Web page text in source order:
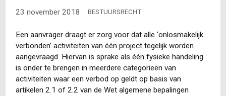
23 november 2018 BESTUURSRECHT
Een aanvrager draagt er zorg voor dat alle ‘onlosmakelijk
verbonden’ activiteiten van één project tegelijk worden
aangevraagd. Hiervan is sprake als één fysieke handeling
is onder te brengen in meerdere categorieën van
activiteiten waar een verbod op geldt op basis van
artikelen 2.1 of 2.2 van de Wet algemene bepalingen